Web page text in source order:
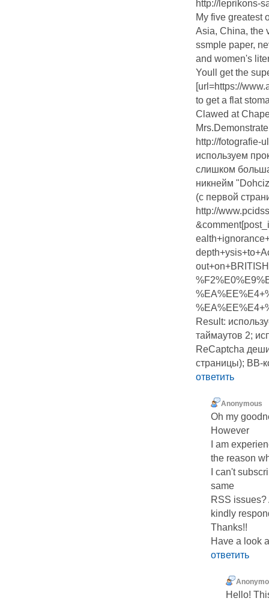
http://leprikons-
My five greatest
Asia, China, the
ssmple paper,
and women's
Youll get the
[url=https://
to get a flat
Clawed at
http://fotografie-
используем
слишком
никнейм
(с первой
http://
Result:
таймаутов 2;
ReCaptcha
страницы); BB-
ответить
Anonymous
Oh my
However
I am
the reason
I can't
same
RSS
kindly
Thanks!!
Have a look
ответить
Hello!